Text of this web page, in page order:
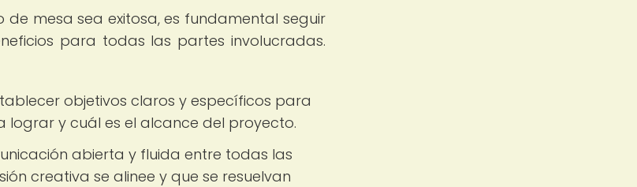
mesa sea exitosa, es fundamental seguir
para todas las partes involucradas.
objetivos claros y específicos para
y cuál es el alcance del proyecto.
abierta y fluida entre todas las
creativa se alinee y que se resuelvan